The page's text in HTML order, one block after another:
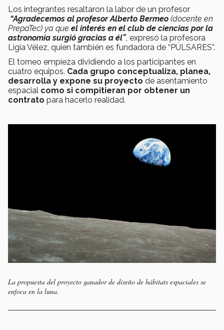
Los integrantes resaltaron la labor de un profesor
“Agradecemos al profesor Alberto Bermeo (docente en
PrepaTec) ya que el interés en el club de ciencias por la
astronomía surgió gracias a él”, expresó la profesora
Ligia Vélez, quien también es fundadora de “PÚLSARES”.
El torneo empieza dividiendo a los participantes en
cuatro equipos. Cada grupo conceptualiza, planea,
desarrolla y expone su proyecto de asentamiento
espacial como si compitieran por obtener un
contrato para hacerlo realidad.
La propuesta del proyecto ganador de diseño de hábitats espaciales se
enfoca en la luna.